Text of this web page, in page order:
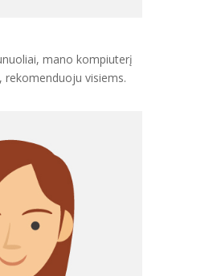
mano kompiuterį
rekomenduoju visiems.